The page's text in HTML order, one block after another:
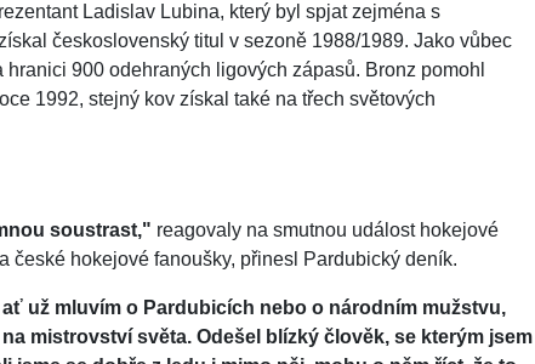
Ladislav Lubina, který byl spjat zejména s
československý titul v sezoně 1988/1989. Jako vůbec
900 odehraných ligových zápasů. Bronz pomohl
1992, stejný kov získal také na třech světových
soustrast," reagovaly na smutnou událost hokejové
české hokejové fanoušky, přinesl Pardubický deník.
už mluvím o Pardubicích nebo o národním mužstvu,
mistrovství světa. Odešel blízký člověk, se kterým jsem